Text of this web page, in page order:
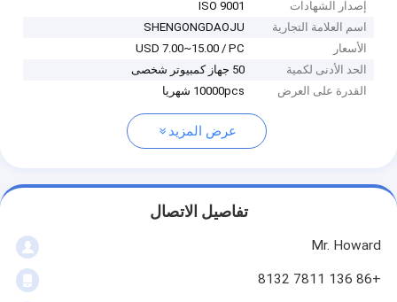
إصدار الشهادات
ISO 9001
اسم العلامة التجارية
SHENGONGDAOJU
الأسعار
USD 7.00~15.00 / PC
الحد الأدنى لكمية
50 جهاز كمبيوتر شخصى
القدرة على العرض
10000pcs شهريا
عرض المزيد
تفاصيل الاتصال
Mr. Howard
+86 136 7811 8132